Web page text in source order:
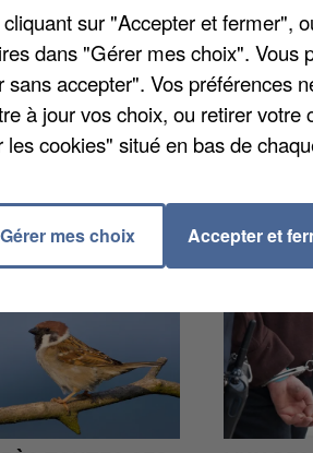
du conseil municipal de
d'une longue maladie.
sur "Accepter et fermer",
dans "Gérer mes choix". Vous
accepter". Vos préférences
à jour vos choix, ou retirer votre
cookies" situé en bas de
Gérer mes choix Accepter et